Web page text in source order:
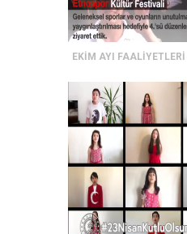
EKİM AYI FAALİYETLERİ